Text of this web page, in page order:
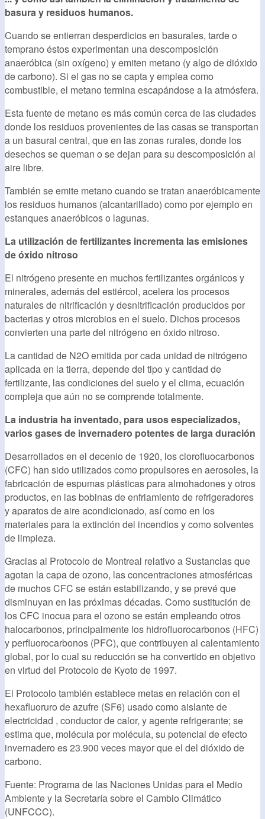
basura y residuos humanos.
Cuando se entierran desperdicios en basurales, tarde o
temprano éstos experimentan una descomposición
anaeróbica (sin oxígeno) y emiten metano (y algo de dióxido
de carbono). Si el gas no se capta y emplea como
combustible, el metano termina escapándose a la atmósfera.
Esta fuente de metano es más común cerca de las ciudades
donde los residuos provenientes de las casas se transportan
a un basural central, que en las zonas rurales, donde los
desechos se queman o se dejan para su descomposición al
aire libre.
También se emite metano cuando se tratan anaeróbicamente
los residuos humanos (alcantarillado) como por ejemplo en
estanques anaeróbicos o lagunas.
La utilización de fertilizantes incrementa las emisiones
de óxido nitroso
El nitrógeno presente en muchos fertilizantes orgánicos y
minerales, además del estiércol, acelera los procesos
naturales de nitrificación y desnitrificación producidos por
bacterias y otros microbios en el suelo. Dichos procesos
convierten una parte del nitrógeno en óxido nitroso.
La cantidad de N2O emitida por cada unidad de nitrógeno
aplicada en la tierra, depende del tipo y cantidad de
fertilizante, las condiciones del suelo y el clima, ecuación
compleja que aún no se comprende totalmente.
La industria ha inventado, para usos especializados,
varios gases de invernadero potentes de larga duración
Desarrollados en el decenio de 1920, los clorofluocarbonos
(CFC) han sido utilizados como propulsores en aerosoles, la
fabricación de espumas plásticas para almohadones y otros
productos, en las bobinas de enfriamiento de refrigeradores
y aparatos de aire acondicionado, así como en los
materiales para la extinción del incendios y como solventes
de limpieza.
Gracias al Protocolo de Montreal relativo a Sustancias que
agotan la capa de ozono, las concentraciones atmosféricas
de muchos CFC se están estabilizando, y se prevé que
disminuyan en las próximas décadas. Como sustitución de
los CFC inocua para el ozono se están empleando otros
halocarbonos, principalmente los hidrofluorocarbonos (HFC)
y perfluorocarbonos (PFC), que contribuyen al calentamiento
global, por lo cual su reducción se ha convertido en objetivo
en virtud del Protocolo de Kyoto de 1997.
El Protocolo también establece metas en relación con el
hexafluoruro de azufre (SF6) usado como aislante de
electricidad , conductor de calor, y agente refrigerante; se
estima que, molécula por molécula, su potencial de efecto
invernadero es 23.900 veces mayor que el del dióxido de
carbono.
Fuente: Programa de las Naciones Unidas para el Medio
Ambiente y la Secretaría sobre el Cambio Climático
(UNFCCC).